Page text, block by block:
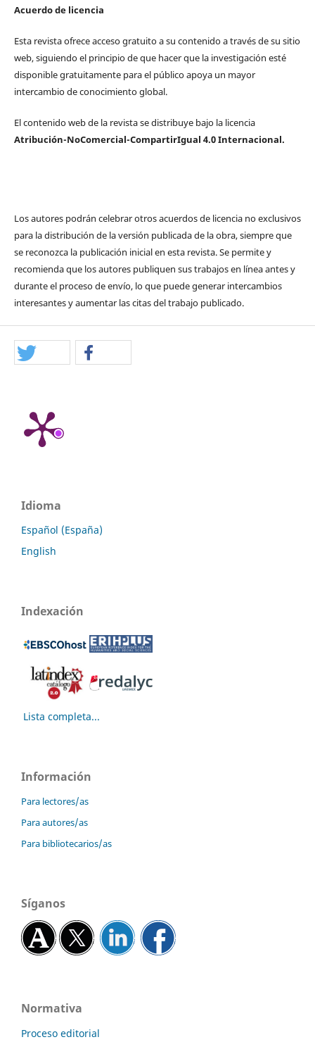
Acuerdo de licencia
Esta revista ofrece acceso gratuito a su contenido a través de su sitio
web, siguiendo el principio de que hacer que la investigación esté
disponible gratuitamente para el público apoya un mayor
intercambio de conocimiento global.
El contenido web de la revista se distribuye bajo la licencia
Atribución-NoComercial-CompartirIgual 4.0 Internacional.
Los autores podrán celebrar otros acuerdos de licencia no exclusivos
para la distribución de la versión publicada de la obra, siempre que
se reconozca la publicación inicial en esta revista. Se permite y
recomienda que los autores publiquen sus trabajos en línea antes y
durante el proceso de envío, lo que puede generar intercambios
interesantes y aumentar las citas del trabajo publicado.
Idioma
Español (España)
English
Indexación
Lista completa...
Información
Para lectores/as
Para autores/as
Para bibliotecarios/as
Síganos
Normativa
Proceso editorial